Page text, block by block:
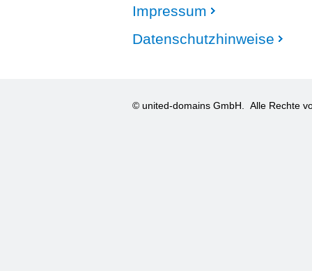
Impressum
Datenschutzhinweise
© united-domains GmbH. Alle Rechte